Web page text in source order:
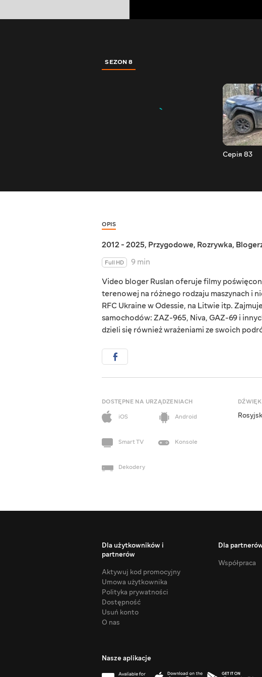
SEZON 8
Серія 83
OPIS
2012 - 2025, Przygodowe, Rozrywka,
Full HD
9 min
Video bloger Ruslan oferuje filmy
terenowej na różnego rodzaju maszynach i
RFC Ukraine w Odessie, na Litwie itp.
samochodów: ZAZ-965, Niva, GAZ-69 i
dzieli się również wrażeniami ze swoich
DOSTĘPNE NA URZĄDZENIACH
iOS
Android
Smart TV Konsole
Dekodery
DŹWIĘK
Dla użytkowników i
partnerów
Aktywuj kod promocyjny
Umowa użytkownika
Polityka prywatności
Dostępność
Usuń konto
O nas
Dla
Współpraca
Nasze aplikacje